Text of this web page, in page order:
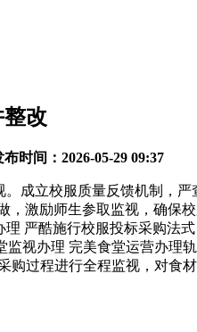
改
布时间： 2026-05-29 09:37
立校服质量反馈机制，严
，激励师生参取监视，确保
严酷施行校服投标采购法
监视办理 完美食堂运营办理
购过程进行全程监视，对食